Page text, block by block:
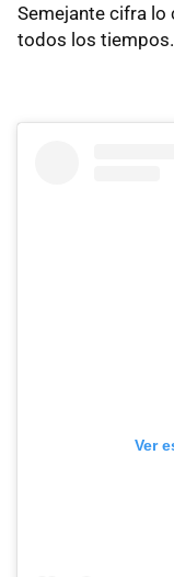
Semejante cifra lo
todos los tiempos.
Ver